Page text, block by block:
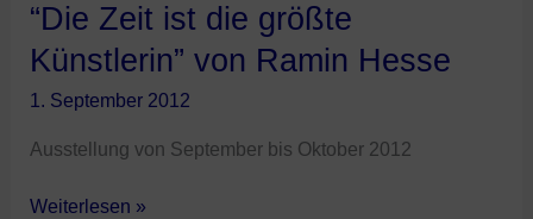
“Die Zeit ist die größte
Künstlerin” von Ramin Hesse
1. September 2012
Ausstellung von September bis Oktober 2012
Weiterlesen »